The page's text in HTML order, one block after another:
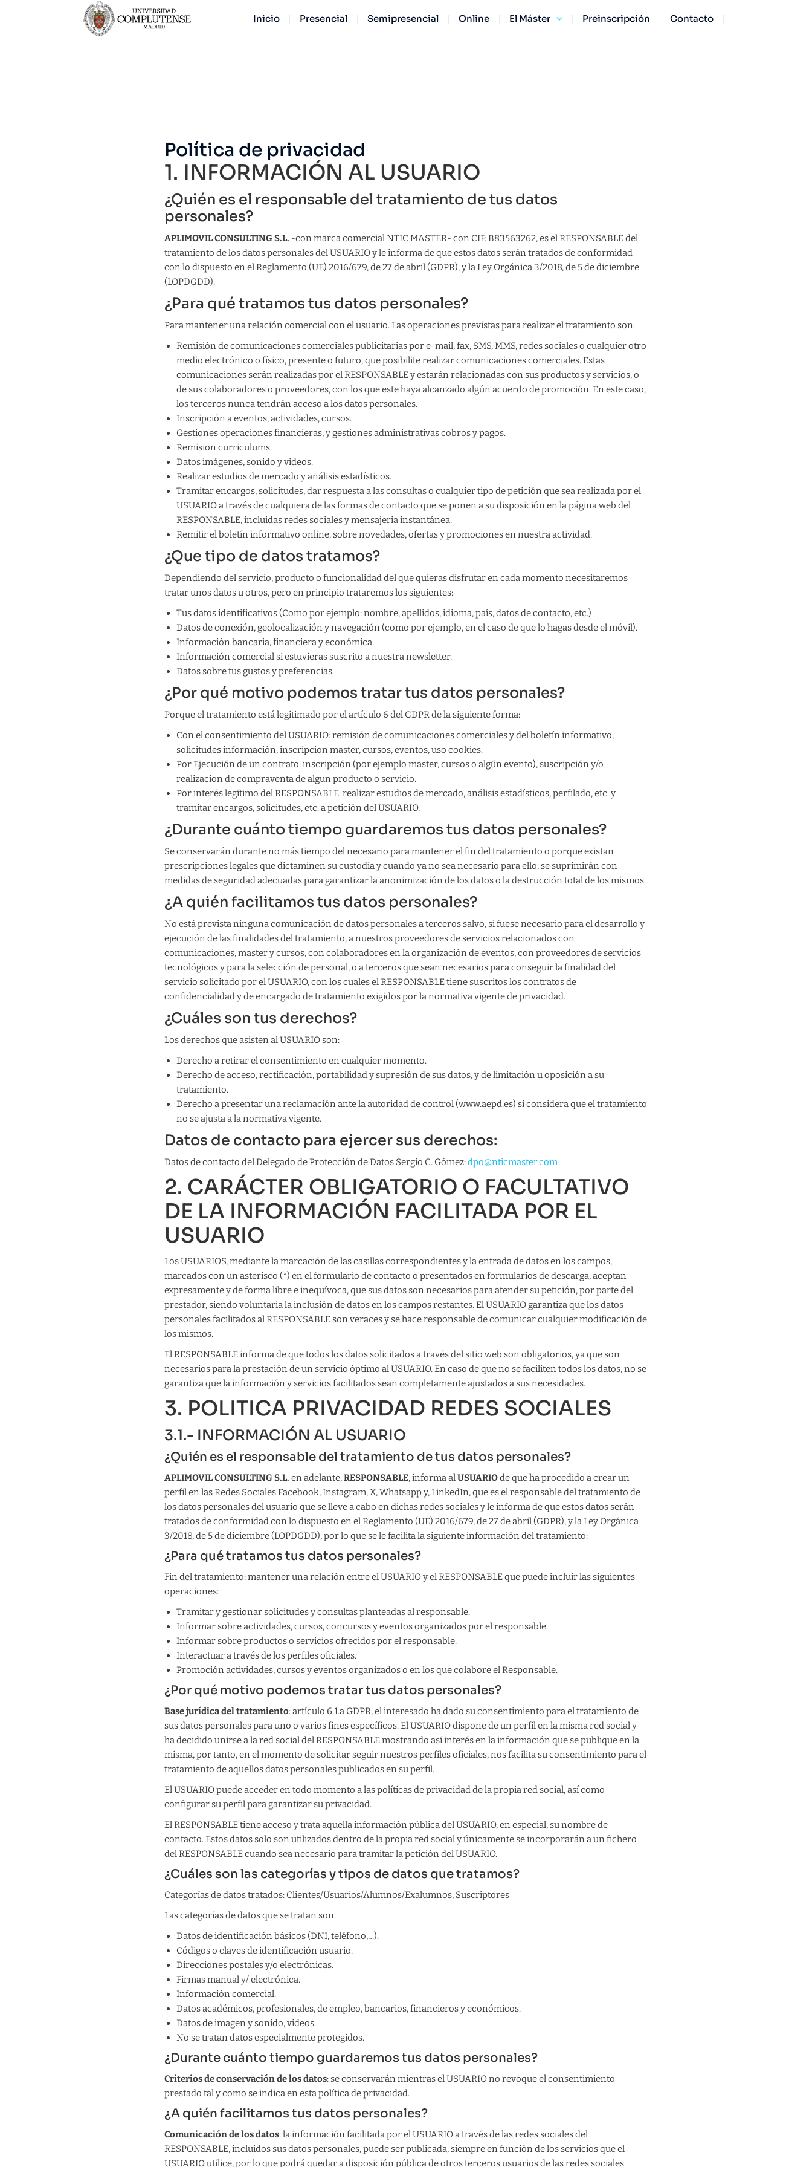
Inicio Presencial Semipresencial Online El Máster Preinscripción Contacto
Política de privacidad
1. INFORMACIÓN AL USUARIO
¿Quién es el responsable del tratamiento de tus datos
personales?
APLIMOVIL CONSULTING S.L. -con marca comercial NTIC MASTER- con CIF: B83563262, es el RESPONSABLE del
tratamiento de los datos personales del USUARIO y le informa de que estos datos serán tratados de conformidad
con lo dispuesto en el Reglamento (UE) 2016/679, de 27 de abril (GDPR), y la Ley Orgánica 3/2018, de 5 de diciembre
(LOPDGDD).
¿Para qué tratamos tus datos personales?
Para mantener una relación comercial con el usuario. Las operaciones previstas para realizar el tratamiento son:
Remisión de comunicaciones comerciales publicitarias por e-mail, fax, SMS, MMS, redes sociales o cualquier otro
medio electrónico o físico, presente o futuro, que posibilite realizar comunicaciones comerciales. Estas
comunicaciones serán realizadas por el RESPONSABLE y estarán relacionadas con sus productos y servicios, o
de sus colaboradores o proveedores, con los que este haya alcanzado algún acuerdo de promoción. En este caso,
los terceros nunca tendrán acceso a los datos personales.
Inscripción a eventos, actividades, cursos.
Gestiones operaciones financieras, y gestiones administrativas cobros y pagos.
Remision curriculums.
Datos imágenes, sonido y videos.
Realizar estudios de mercado y análisis estadísticos.
Tramitar encargos, solicitudes, dar respuesta a las consultas o cualquier tipo de petición que sea realizada por el
USUARIO a través de cualquiera de las formas de contacto que se ponen a su disposición en la página web del
RESPONSABLE, incluidas redes sociales y mensajeria instantánea.
Remitir el boletín informativo online, sobre novedades, ofertas y promociones en nuestra actividad.
¿Que tipo de datos tratamos?
Dependiendo del servicio, producto o funcionalidad del que quieras disfrutar en cada momento necesitaremos
tratar unos datos u otros, pero en principio trataremos los siguientes:
Tus datos identificativos (Como por ejemplo: nombre, apellidos, idioma, país, datos de contacto, etc.)
Datos de conexión, geolocalización y navegación (como por ejemplo, en el caso de que lo hagas desde el móvil).
Información bancaria, financiera y económica.
Información comercial si estuvieras suscrito a nuestra newsletter.
Datos sobre tus gustos y preferencias.
¿Por qué motivo podemos tratar tus datos personales?
Porque el tratamiento está legitimado por el artículo 6 del GDPR de la siguiente forma:
Con el consentimiento del USUARIO: remisión de comunicaciones comerciales y del boletín informativo,
solicitudes información, inscripcion master, cursos, eventos, uso cookies.
Por Ejecución de un contrato: inscripción (por ejemplo master, cursos o algún evento), suscripción y/o
realizacion de compraventa de algun producto o servicio.
Por interés legítimo del RESPONSABLE: realizar estudios de mercado, análisis estadísticos, perfilado, etc. y
tramitar encargos, solicitudes, etc. a petición del USUARIO.
¿Durante cuánto tiempo guardaremos tus datos personales?
Se conservarán durante no más tiempo del necesario para mantener el fin del tratamiento o porque existan
prescripciones legales que dictaminen su custodia y cuando ya no sea necesario para ello, se suprimirán con
medidas de seguridad adecuadas para garantizar la anonimización de los datos o la destrucción total de los mismos.
¿A quién facilitamos tus datos personales?
No está prevista ninguna comunicación de datos personales a terceros salvo, si fuese necesario para el desarrollo y
ejecución de las finalidades del tratamiento, a nuestros proveedores de servicios relacionados con
comunicaciones, master y cursos, con colaboradores en la organización de eventos, con proveedores de servicios
tecnológicos y para la selección de personal, o a terceros que sean necesarios para conseguir la finalidad del
servicio solicitado por el USUARIO, con los cuales el RESPONSABLE tiene suscritos los contratos de
confidencialidad y de encargado de tratamiento exigidos por la normativa vigente de privacidad.
¿Cuáles son tus derechos?
Los derechos que asisten al USUARIO son:
Derecho a retirar el consentimiento en cualquier momento.
Derecho de acceso, rectificación, portabilidad y supresión de sus datos, y de limitación u oposición a su
tratamiento.
Derecho a presentar una reclamación ante la autoridad de control (www.aepd.es) si considera que el tratamiento
no se ajusta a la normativa vigente.
Datos de contacto para ejercer sus derechos:
Datos de contacto del Delegado de Protección de Datos Sergio C. Gómez:dpo@nticmaster.com
2. CARÁCTER OBLIGATORIO O FACULTATIVO
DE LA INFORMACIÓN FACILITADA POR EL
USUARIO
Los USUARIOS, mediante la marcación de las casillas correspondientes y la entrada de datos en los campos,
marcados con un asterisco (*) en el formulario de contacto o presentados en formularios de descarga, aceptan
expresamente y de forma libre e inequívoca, que sus datos son necesarios para atender su petición, por parte del
prestador, siendo voluntaria la inclusión de datos en los campos restantes. El USUARIO garantiza que los datos
personales facilitados al RESPONSABLE son veraces y se hace responsable de comunicar cualquier modificación de
los mismos.
El RESPONSABLE informa de que todos los datos solicitados a través del sitio web son obligatorios, ya que son
necesarios para la prestación de un servicio óptimo al USUARIO. En caso de que no se faciliten todos los datos, no se
garantiza que la información y servicios facilitados sean completamente ajustados a sus necesidades.
3. POLITICA PRIVACIDAD REDES SOCIALES
3.1.- INFORMACIÓN AL USUARIO
¿Quién es el responsable del tratamiento de tus datos personales?
APLIMOVIL CONSULTING S.L. en adelante,RESPONSABLE, informa alUSUARIOde que ha procedido a crear un
perfil en las Redes Sociales Facebook, Instagram, X, Whatsapp y, LinkedIn, que es el responsable del tratamiento de
los datos personales del usuario que se lleve a cabo en dichas redes sociales y le informa de que estos datos serán
tratados de conformidad con lo dispuesto en el Reglamento (UE) 2016/679, de 27 de abril (GDPR), y la Ley Orgánica
3/2018, de 5 de diciembre (LOPDGDD), por lo que se le facilita la siguiente información del tratamiento:
¿Para qué tratamos tus datos personales?
Fin del tratamiento: mantener una relación entre el USUARIO y el RESPONSABLE que puede incluir las siguientes
operaciones:
Tramitar y gestionar solicitudes y consultas planteadas al responsable.
Informar sobre actividades, cursos, concursos y eventos organizados por el responsable.
Informar sobre productos o servicios ofrecidos por el responsable.
Interactuar a través de los perfiles oficiales.
Promoción actividades, cursos y eventos organizados o en los que colabore el Responsable.
¿Por qué motivo podemos tratar tus datos personales?
Base jurídica del tratamiento: artículo 6.1.a GDPR, el interesado ha dado su consentimiento para el tratamiento de
sus datos personales para uno o varios fines específicos. El USUARIO dispone de un perfil en la misma red social y
ha decidido unirse a la red social del RESPONSABLE mostrando así interés en la información que se publique en la
misma, por tanto, en el momento de solicitar seguir nuestros perfiles oficiales, nos facilita su consentimiento para el
tratamiento de aquellos datos personales publicados en su perfil.
El USUARIO puede acceder en todo momento a las políticas de privacidad de la propia red social, así como
configurar su perfil para garantizar su privacidad.
El RESPONSABLE tiene acceso y trata aquella información pública del USUARIO, en especial, su nombre de
contacto. Estos datos solo son utilizados dentro de la propia red social y únicamente se incorporarán a un fichero
del RESPONSABLE cuando sea necesario para tramitar la petición del USUARIO.
¿Cuáles son las categorías y tipos de datos que tratamos?
Categorías de datos tratados: Clientes/Usuarios/Alumnos/Exalumnos, Suscriptores
Las categorías de datos que se tratan son:
Datos de identificación básicos (DNI, teléfono,…).
Códigos o claves de identificación usuario.
Direcciones postales y/o electrónicas.
Firmas manual y/ electrónica.
Información comercial.
Datos académicos, profesionales, de empleo, bancarios, financieros y económicos.
Datos de imagen y sonido, videos.
No se tratan datos especialmente protegidos.
¿Durante cuánto tiempo guardaremos tus datos personales?
Criterios de conservación de los datos: se conservarán mientras el USUARIO no revoque el consentimiento
prestado tal y como se indica en esta política de privacidad.
¿A quién facilitamos tus datos personales?
Comunicación de los datos: la información facilitada por el USUARIO a través de las redes sociales del
RESPONSABLE, incluidos sus datos personales, puede ser publicada, siempre en función de los servicios que el
USUARIO utilice, por lo que podrá quedar a disposición pública de otros terceros usuarios de las redes sociales.